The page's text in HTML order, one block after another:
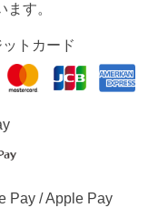
ます。
トカード
Pay / Apple Pay